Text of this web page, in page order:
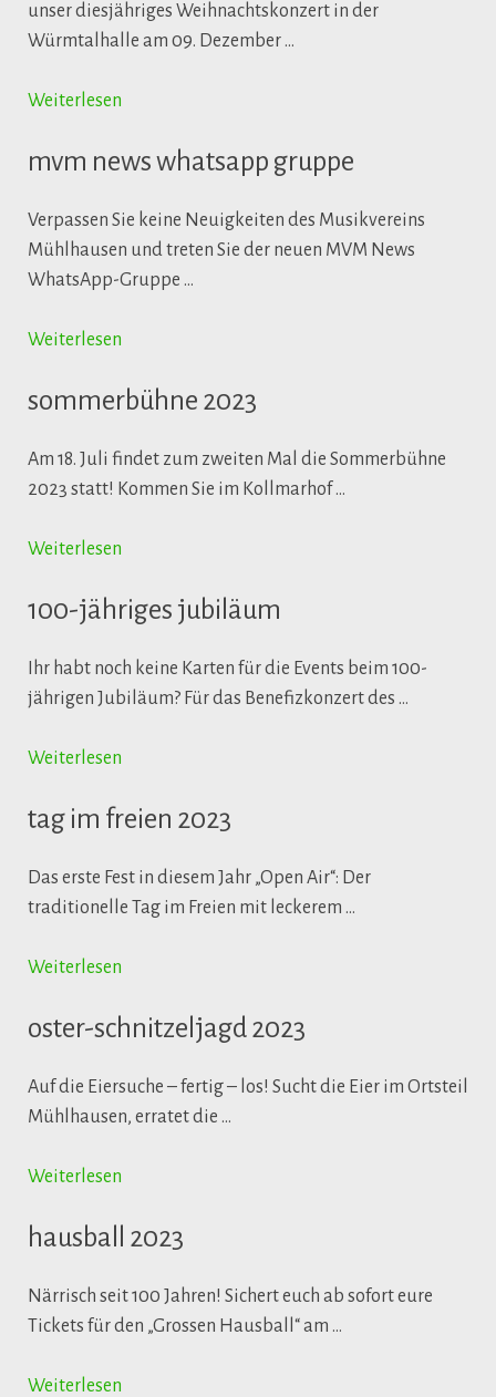
unser diesjähriges Weihnachtskonzert in der
Würmtalhalle am 09. Dezember …
Weiterlesen
mvm news whatsapp gruppe
Verpassen Sie keine Neuigkeiten des Musikvereins
Mühlhausen und treten Sie der neuen MVM News
WhatsApp-Gruppe …
Weiterlesen
sommerbühne 2023
Am 18. Juli findet zum zweiten Mal die Sommerbühne
2023 statt! Kommen Sie im Kollmarhof …
Weiterlesen
100-jähriges jubiläum
Ihr habt noch keine Karten für die Events beim 100-
jährigen Jubiläum? Für das Benefizkonzert des …
Weiterlesen
tag im freien 2023
Das erste Fest in diesem Jahr „Open Air“: Der
traditionelle Tag im Freien mit leckerem …
Weiterlesen
oster-schnitzeljagd 2023
Auf die Eiersuche – fertig – los! Sucht die Eier im Ortsteil
Mühlhausen, erratet die …
Weiterlesen
hausball 2023
Närrisch seit 100 Jahren! Sichert euch ab sofort eure
Tickets für den „Grossen Hausball“ am …
Weiterlesen